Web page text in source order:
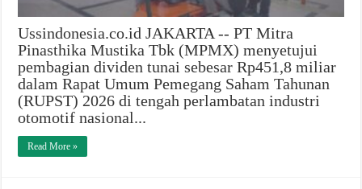
Ussindonesia.co.id JAKARTA -- PT Mitra
Pinasthika Mustika Tbk (MPMX) menyetujui
pembagian dividen tunai sebesar Rp451,8 miliar
dalam Rapat Umum Pemegang Saham Tahunan
(RUPST) 2026 di tengah perlambatan industri
otomotif nasional...
Read More »